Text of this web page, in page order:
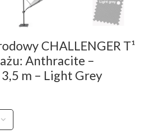
CHALLENGER T¹
Anthracite –
m – Light Grey